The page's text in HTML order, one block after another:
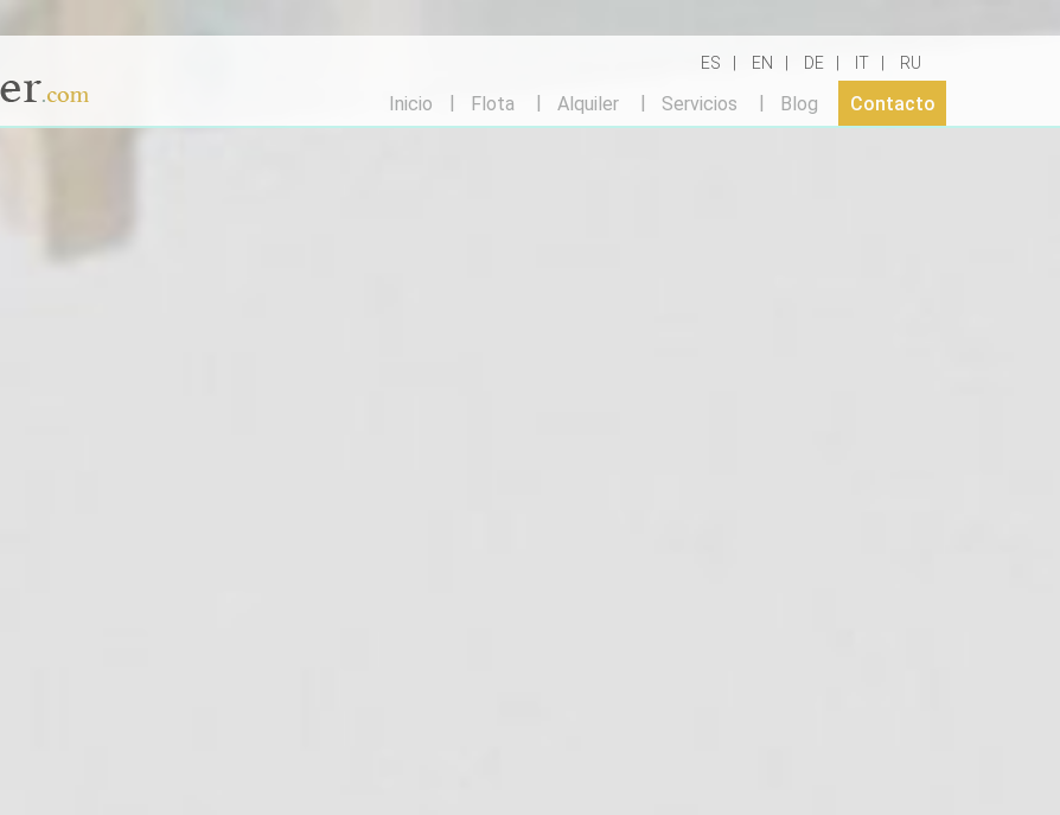
ES EN DE IT RU
Inicio Flota Alquiler Servicios Blog Contacto